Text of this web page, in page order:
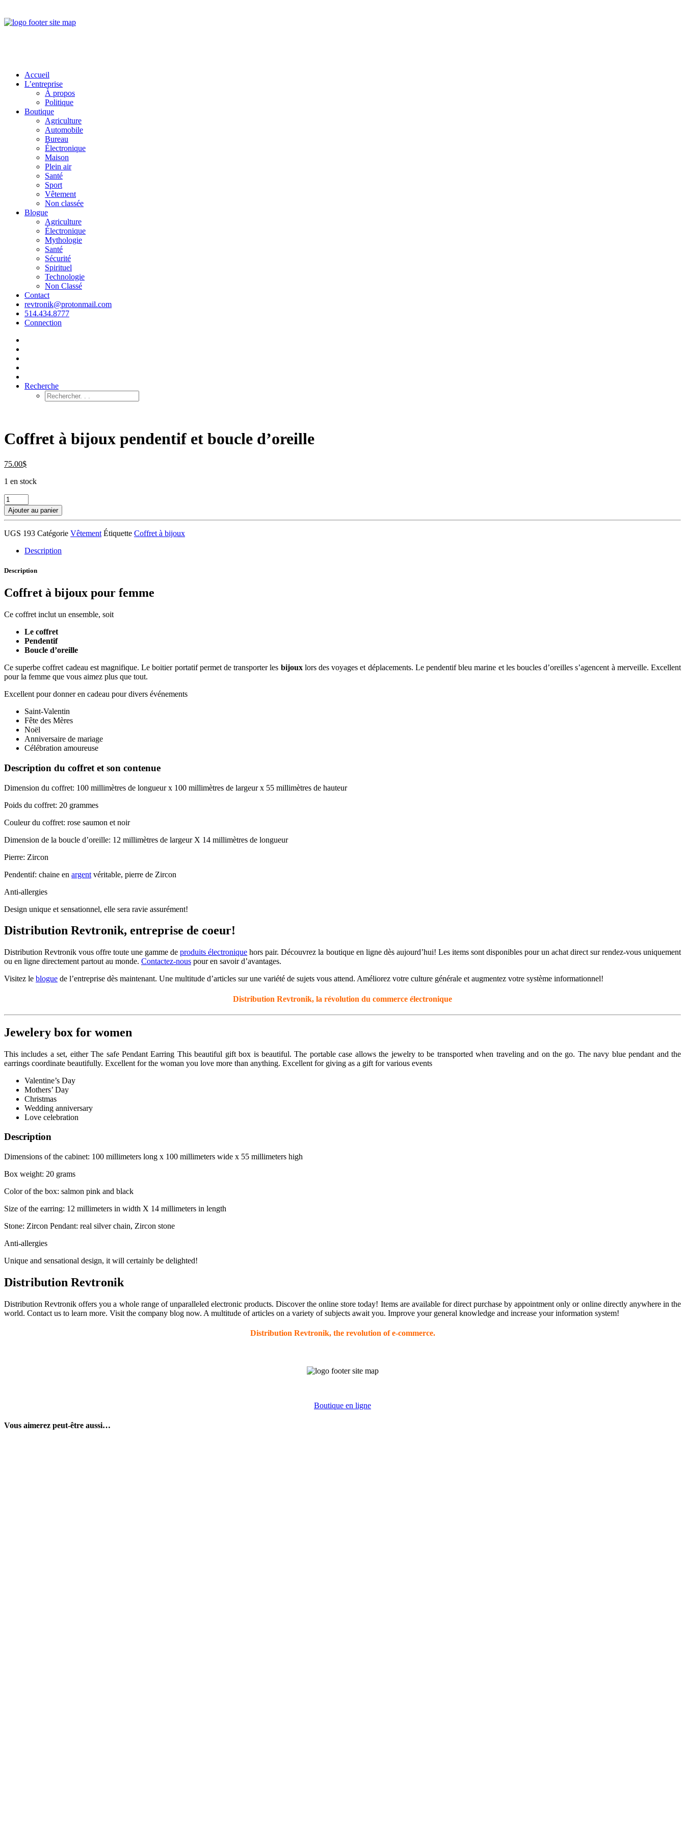
Accueil
L’entreprise
À propos
Politique
Boutique
Agriculture
Automobile
Bureau
Électronique
Maison
Plein air
Santé
Sport
Vêtement
Non classée
Blogue
Agriculture
Électronique
Mythologie
Santé
Sécurité
Spirituel
Technologie
Non Classé
Contact
revtronik@protonmail.com
514.434.8777
Connection
Recherche
Coffret à bijoux pendentif et boucle d’oreille
75.00$
1 en stock
quantité
de
Coffret
bijoux
d'oreille
Ajouter au panier
UGS 193 Catégorie Vêtement Étiquette Coffret à bijoux
Description
Description
Coffret à bijoux pour femme
Ce coffret inclut un ensemble, soit
Le coffret
Pendentif
Boucle d’oreille
Ce superbe coffret cadeau est magnifique. Le boitier portatif permet de transporter les bijouxlors des voyages et déplacements. Le pendentif bleu marine et les boucles d’oreilles s’agencent à merveille. Excellent
pour la femme que vous aimez plus que tout.
Excellent pour donner en cadeau pour divers événements
Saint-Valentin
Fête des Mères
Noël
Anniversaire de mariage
Célébration amoureuse
Description du coffret et son contenue
Dimension du coffret: 100 millimètres de longueur x 100 millimètres de largeur x 55 millimètres de hauteur
Poids du coffret: 20 grammes
Couleur du coffret: rose saumon et noir
Dimension de la boucle d’oreille: 12 millimètres de largeur X 14 millimètres de longueur
Pierre: Zircon
Pendentif: chaine en argent véritable, pierre de Zircon
Anti-allergies
Design unique et sensationnel, elle sera ravie assurément!
Distribution Revtronik, entreprise de coeur!
Distribution Revtronik vous offre toute une gamme deproduits électronique hors pair. Découvrez la boutique en ligne dès aujourd’hui! Les items sont disponibles pour un achat direct sur rendez-vous uniquement
ou en ligne directement partout au monde. Contactez-nous pour en savoir d’avantages.
Visitez le blogue de l’entreprise dès maintenant. Une multitude d’articles sur une variété de sujets vous attend. Améliorez votre culture générale et augmentez votre système informationnel!
Distribution Revtronik, la révolution du commerce électronique
Jewelery box for women
This includes a set, either The safe Pendant Earring This beautiful gift box is beautiful. The portable case allows the jewelry to be transported when traveling and on the go. The navy blue pendant and the
earrings coordinate beautifully. Excellent for the woman you love more than anything. Excellent for giving as a gift for various events
Valentine’s Day
Mothers’ Day
Christmas
Wedding anniversary
Love celebration
Description
Dimensions of the cabinet: 100 millimeters long x 100 millimeters wide x 55 millimeters high
Box weight: 20 grams
Color of the box: salmon pink and black
Size of the earring: 12 millimeters in width X 14 millimeters in length
Stone: Zircon Pendant: real silver chain, Zircon stone
Anti-allergies
Unique and sensational design, it will certainly be delighted!
Distribution Revtronik
Distribution Revtronik offers you a whole range of unparalleled electronic products. Discover the online store today! Items are available for direct purchase by appointment only or online directly anywhere in the
world. Contact us to learn more. Visit the company blog now. A multitude of articles on a variety of subjects await you. Improve your general knowledge and increase your information system!
Distribution Revtronik, the revolution of e-commerce.
Boutique en ligne
Vous aimerez peut-être aussi…